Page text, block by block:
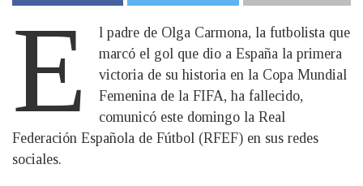
E
l padre de Olga Carmona, la futbolista que
marcó el gol que dio a España la primera
victoria de su historia en la Copa Mundial
Femenina de la FIFA, ha fallecido,
comunicó este domingo la Real
Federación Española de Fútbol (RFEF) en sus redes
sociales.